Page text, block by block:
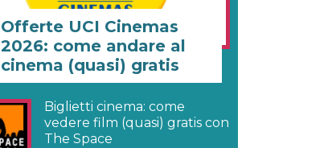
Offerte UCI Cinemas
2026: come andare al
cinema (quasi) gratis
Biglietti cinema: come
vedere film (quasi) gratis con
The Space